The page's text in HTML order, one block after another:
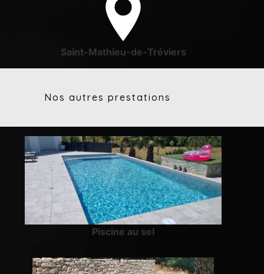
Saint-Mathieu-de-Tréviers
Nos autres prestations
Piscine au sel